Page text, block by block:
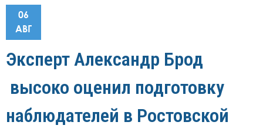
06
АВГ
Эксперт Александр Брод
высоко оценил подготовку
наблюдателей в Ростовской